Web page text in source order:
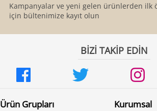
Kampanyalar ve yeni gelen ürünlerden ilk
için bültenimize kayıt olun
BİZİ TAKİP EDİN
Ürün Grupları Kurumsal